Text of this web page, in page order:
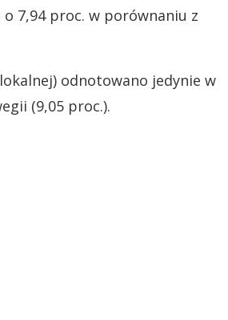
o 7,94 proc. w porównaniu z
odnotowano jedynie w
(9,05 proc.).